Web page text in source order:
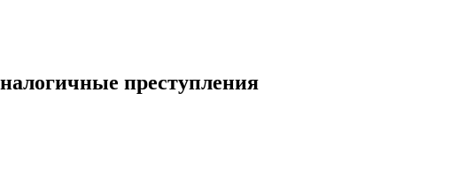
преступления